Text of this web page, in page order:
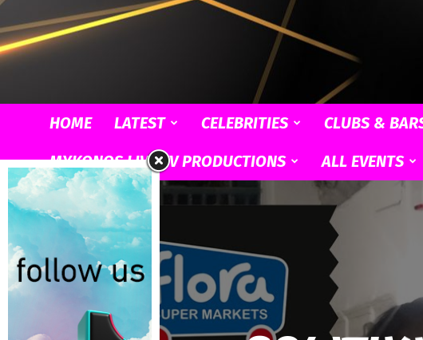
HOME LATEST CELEBRITIES CLUBS &
MYKONOS LIVE TV PRODUCTIONS
ALL EVENTS